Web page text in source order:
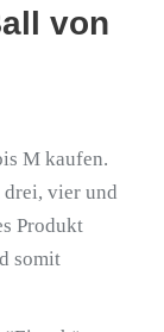
von
M kaufen.
vier und
Produkt
somit